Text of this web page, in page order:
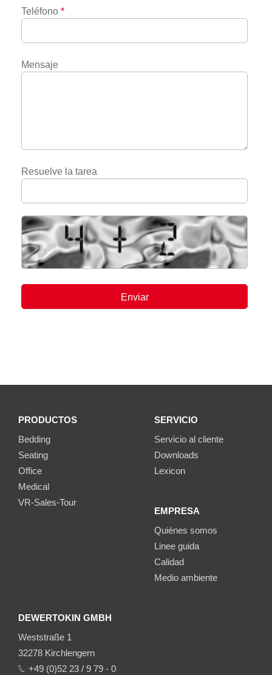
Teléfono *
Mensaje
Resuelve la tarea
PRODUCTOS
Bedding
Seating
Office
Medical
VR-Sales-Tour
SERVICIO
Servicio al cliente
Downloads
Lexicon
EMPRESA
Quiénes somos
Linee guida
Calidad
Medio ambiente
DEWERTOKIN GMBH
Weststraße 1
32278 Kirchlengern
+49 (0)52 23 / 9 79 - 0